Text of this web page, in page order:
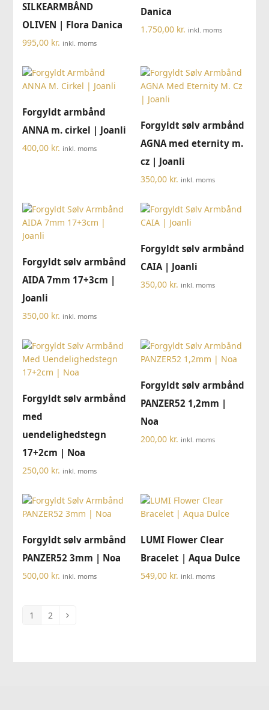
SILKEARMBÅND
OLIVEN | Flora Danica
995,00 kr. inkl. moms
Danica
1.750,00 kr. inkl. moms
Forgyldt armbånd
ANNA m. cirkel | Joanli
400,00 kr. inkl. moms
Forgyldt sølv armbånd
AGNA med eternity m.
cz | Joanli
350,00 kr. inkl. moms
Forgyldt sølv armbånd
AIDA 7mm 17+3cm |
Joanli
350,00 kr. inkl. moms
Forgyldt sølv armbånd
CAIA | Joanli
350,00 kr. inkl. moms
Forgyldt sølv armbånd
med
uendelighedstegn
17+2cm | Noa
250,00 kr. inkl. moms
Forgyldt sølv armbånd
PANZER52 1,2mm |
Noa
200,00 kr. inkl. moms
Forgyldt sølv armbånd
PANZER52 3mm | Noa
500,00 kr. inkl. moms
LUMI Flower Clear
Bracelet | Aqua Dulce
549,00 kr. inkl. moms
1 2